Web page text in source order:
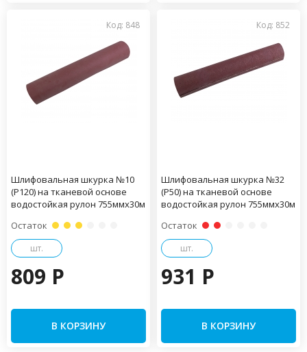
Код: 848
Шлифовальная шкурка №10
(Р120) на тканевой основе
водостойкая рулон 755ммх30м
Остаток
шт.
809 P
В КОРЗИНУ
Код: 852
Шлифовальная шкурка №32
(Р50) на тканевой основе
водостойкая рулон 755ммх30м
Остаток
шт.
931 P
В КОРЗИНУ